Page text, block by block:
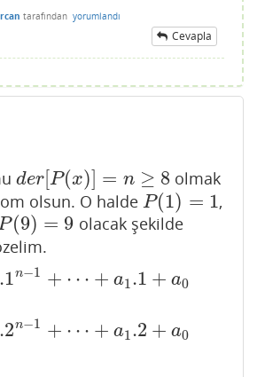
tarafından yorumlandı
Cevapla
der[ P(x) = n ≥ 8
der[ P(x)]=n ≥8
olmak
olsun. O halde P(1) = 1
P(1)=1 ,
(9) = 9
(9)=9
olacak şekilde
.1n−1 + ⋯ + a1 .1 + a0
.2n−1 + ⋯ + a1 .2 + a0
−1+⋯ +a 1 .1 + a0 =1 an .2n +an